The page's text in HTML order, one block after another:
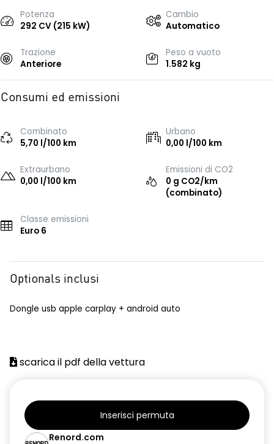
Potenza
292 CV (215 kW)
Cambio
Automatico
Trazione
Anteriore
Peso a vuoto
1.582 kg
Consumi ed emissioni
Combinato
5,70 l/100 km
Urbano
0,00 l/100 km
Extraurbano
0,00 l/100 km
Emissioni di CO2
0 g CO2/km
(combinato)
Classe emissioni
Euro 6
Optionals inclusi
Dongle usb apple carplay + android auto
scarica il pdf della vettura
Inserisci permuta
Renord.com